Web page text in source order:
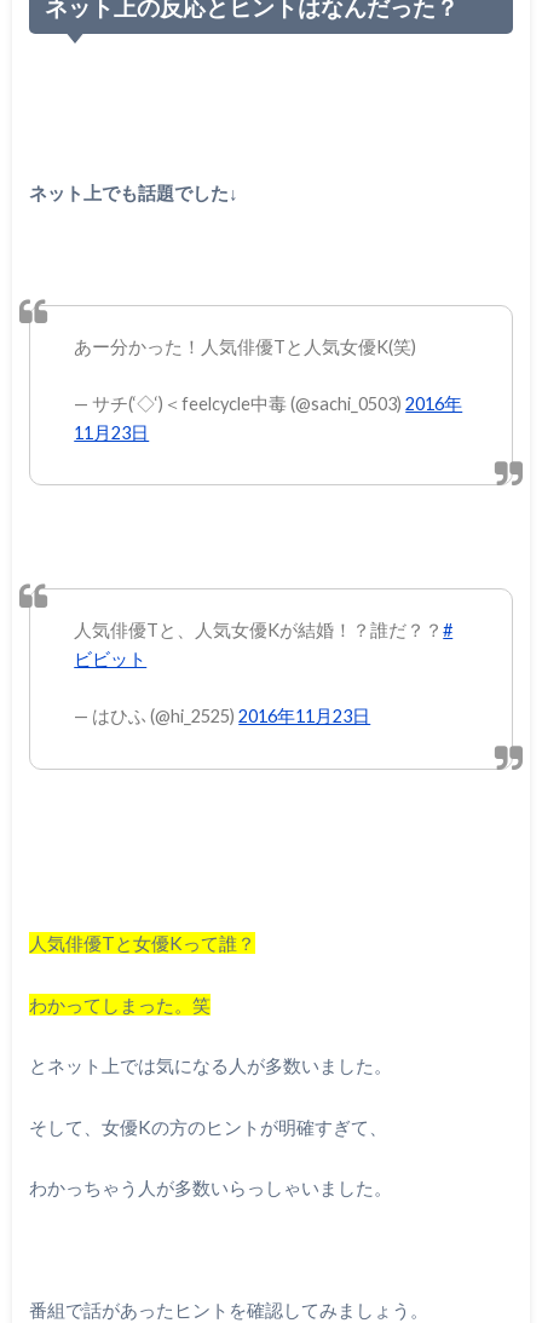
ネット上の反応とヒントはなんだった？
ネット上でも話題でした↓
あー分かった！人気俳優Tと人気女優K(笑)
— サチ(‘◇‘)＜feelcycle中毒 (@sachi_0503)2016年
11月23日
人気俳優Tと、人気女優Kが結婚！？誰だ？？#
ビビット
— はひふ (@hi_2525)2016年11月23日
人気俳優Tと女優Kって誰？
わかってしまった。笑
とネット上では気になる人が多数いました。
そして、女優Kの方のヒントが明確すぎて、
わかっちゃう人が多数いらっしゃいました。
番組で話があったヒントを確認してみましょう。